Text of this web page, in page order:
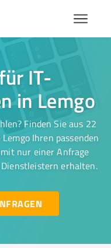
IT-
in Lemgo
Finden Sie aus 22
Ihren passenden
nur einer Anfrage
erhalten.